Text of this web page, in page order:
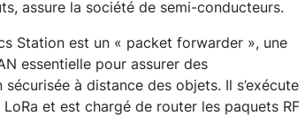
assure la société de semi-conducteurs.
Station est un « packet forwarder », une
essentielle pour assurer des
à distance des objets. Il s’exécute
et est chargé de router les paquets RF